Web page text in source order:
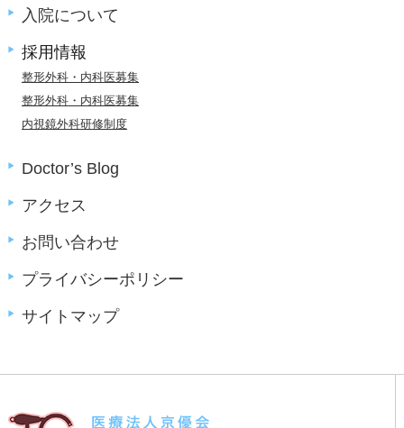
入院について
採用情報
整形外科・内科医募集
整形外科・内科医募集
内視鏡外科研修制度
Doctor’s Blog
アクセス
お問い合わせ
プライバシーポリシー
サイトマップ